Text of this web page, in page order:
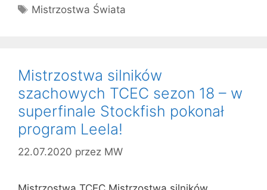
Tagi
Mistrzostwa Świata
Mistrzostwa silników
szachowych TCEC sezon 18 – w
superfinale Stockfish pokonał
program Leela!
22.07.2020 przez MW